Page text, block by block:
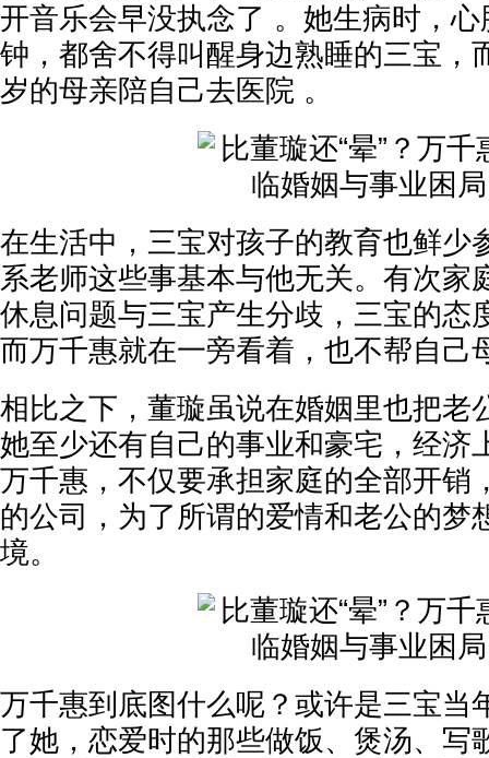
开音乐会早没执念了 。她生病时，
钟，都舍不得叫醒身边熟睡的三宝，
岁的母亲陪自己去医院 。
在生活中，三宝对孩子的教育也鲜少
系老师这些事基本与他无关。有次家
休息问题与三宝产生分歧，三宝的态
而万千惠就在一旁看着，也不帮自己
相比之下，董璇虽说在婚姻里也把老
她至少还有自己的事业和豪宅，经济
万千惠，不仅要承担家庭的全部开销
的公司，为了所谓的爱情和老公的梦
境。
万千惠到底图什么呢？或许是三宝当
了她，恋爱时的那些做饭、煲汤、写